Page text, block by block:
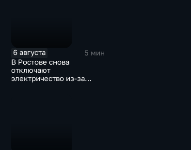
6 августа
5 мин
В Ростове снова
отключают
электричество из-за